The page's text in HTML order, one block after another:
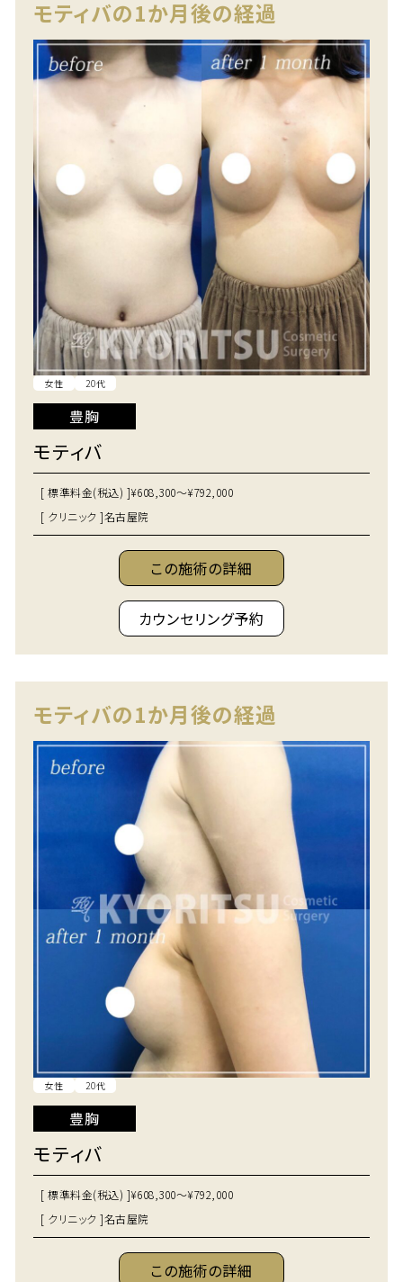
モティバの1か月後の経過
女性 20代
豊胸
モティバ
[ 標準料金(税込) ]¥608,300～¥792,000
[ クリニック ]名古屋院
この施術の詳細
カウンセリング予約
モティバの1か月後の経過
女性 20代
豊胸
モティバ
[ 標準料金(税込) ]¥608,300～¥792,000
[ クリニック ]名古屋院
この施術の詳細